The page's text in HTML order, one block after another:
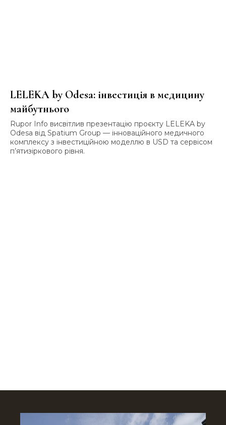
LELEKA by Odesa: інвестиція в медицину
майбутнього
Rupor Info висвітлив презентацію проєкту LELEKA by
Odesa від Spatium Group — інноваційного медичного
комплексу з інвестиційною моделлю в USD та сервісом
п’ятизіркового рівня.